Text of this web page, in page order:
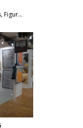
Figur…